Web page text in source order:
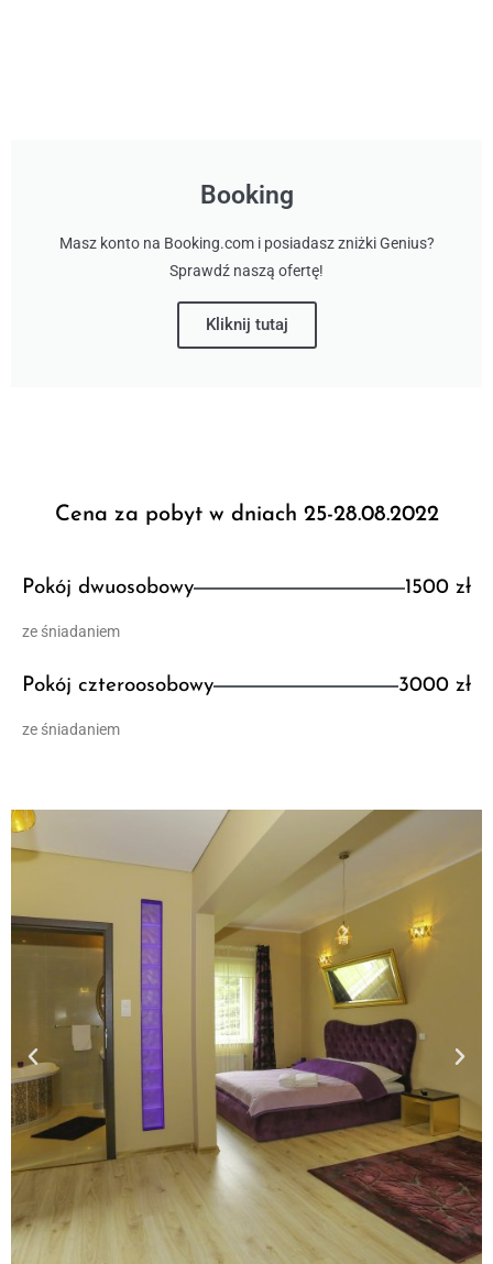
Booking
Masz konto na Booking.com i posiadasz zniżki Genius?
Sprawdź naszą ofertę!
Kliknij tutaj
Cena za pobyt w dniach 25-28.08.2022
Pokój dwuosobowy 1500 zł
ze śniadaniem
Pokój czteroosobowy 3000 zł
ze śniadaniem